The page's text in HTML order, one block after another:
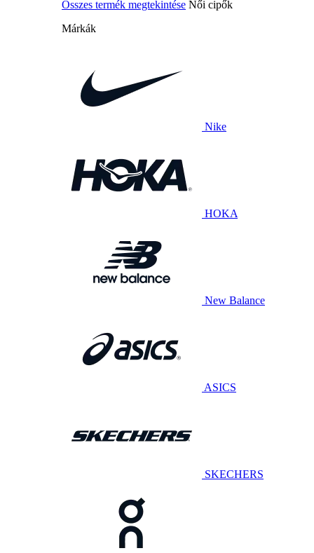
Összes termék megtekintése Női cipők
Márkák
Nike
HOKA
New Balance
ASICS
SKECHERS